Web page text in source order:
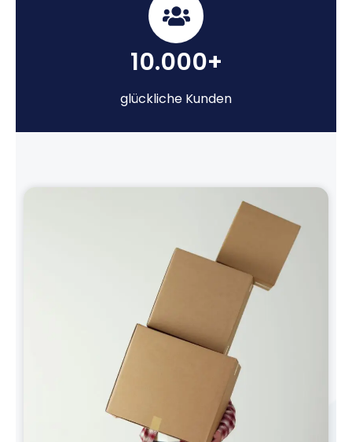
10.000+
glückliche Kunden